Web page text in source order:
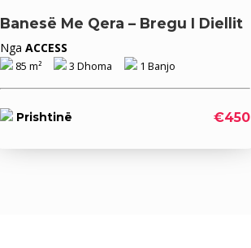
Banesë Me Qera – Bregu I Diellit
Nga ACCESS
85 m² 3 Dhoma 1 Banjo
Prishtinë €450